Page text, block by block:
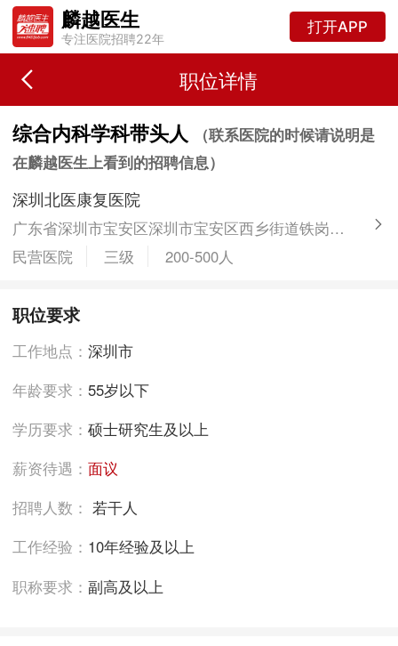
麟越医生
专注医院招聘22年
打开APP
职位详情
综合内科学科带头人
（联系医院的时候请说明是
在麟越医生上看到的招聘信息）
深圳北医康复医院
广东省深圳市宝安区深圳市宝安区西乡街道铁岗社区鸿鹏中心A栋
民营医院
三级 200-500人
职位要求
工作地点：深圳市
年龄要求：55岁以下
学历要求：硕士研究生及以上
薪资待遇：面议
招聘人数：若干人
工作经验： 10年经验及以上
职称要求：副高及以上